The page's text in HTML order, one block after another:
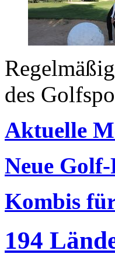
des
Aktuelle
Neue
Kombis
194